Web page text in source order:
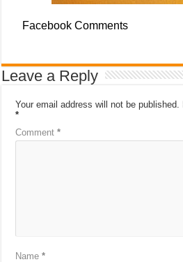
Facebook Comments
Leave a Reply
Your email address will not be published.
*
Comment*
Name*